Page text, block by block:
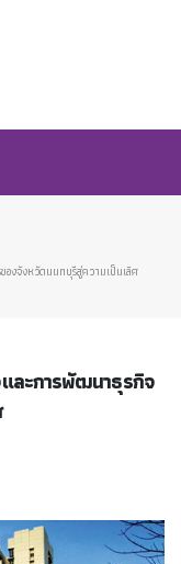
งจังหวัดนนทบุรีสู่ความเป็นเลิศ
ละการพัฒนาธุรกิจ